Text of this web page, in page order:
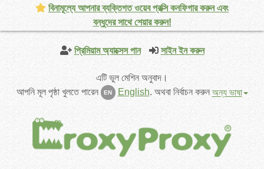
প্রিমিয়াম অ্যাক্সেস পান সাইন ইন করুন
এটি ভুল মেশিন অনুবাদ।
আপনি মূল পৃষ্ঠা খুলতে পারেন
EN English. অথবা নির্বাচন করুনঅন্য ভাষা
বিনামূল্যে আপনার ব্যক্তিগত ওয়েব প্রক্সি কনফিগার করুন এবং
বন্ধুদের সাথে শেয়ার করুন!